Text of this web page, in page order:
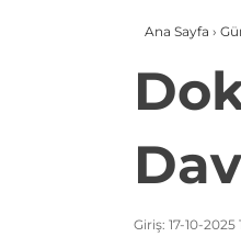
Ana Sayfa ›
Giriş: 17-10-2025